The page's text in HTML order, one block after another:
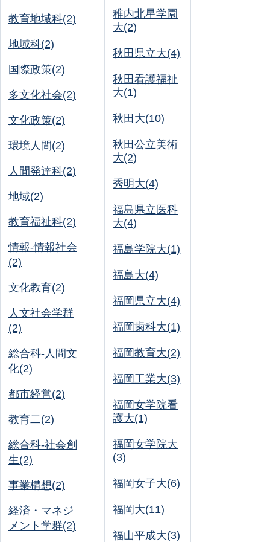
教育地域科(2)
地域科(2)
国際政策(2)
多文化社会(2)
文化政策(2)
環境人間(2)
人間発達科(2)
地域(2)
教育福祉科(2)
情報-情報社会
(2)
文化教育(2)
人文社会学群
(2)
総合科-人間文
化(2)
都市経営(2)
教育二(2)
総合科-社会創
生(2)
事業構想(2)
経済・マネジ
メント学群(2)
稚内北星学園
大(2)
秋田県立大(4)
秋田看護福祉
大(1)
秋田大(10)
秋田公立美術
大(2)
秀明大(4)
福島県立医科
大(4)
福島学院大(1)
福島大(4)
福岡県立大(4)
福岡歯科大(1)
福岡教育大(2)
福岡工業大(3)
福岡女学院看
護大(1)
福岡女学院大
(3)
福岡女子大(6)
福岡大(11)
福山平成大(3)